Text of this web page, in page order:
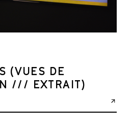
(VUES DE
/// EXTRAIT)